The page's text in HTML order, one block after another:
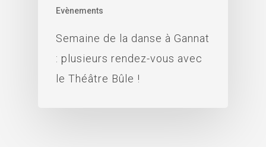
Evènements
Semaine de la danse à Gannat
: plusieurs rendez-vous avec
le Théâtre Bûle !